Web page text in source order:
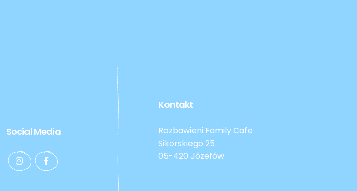
Social Media
Kontakt
Rozbawieni Family Cafe
Sikorskiego 25
05-420 Józefów